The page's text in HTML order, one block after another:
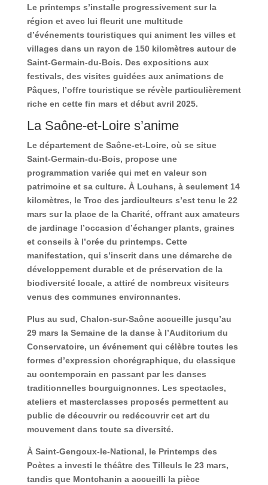
Le printemps s’installe progressivement sur la
région et avec lui fleurit une multitude
d’événements touristiques qui animent les villes et
villages dans un rayon de 150 kilomètres autour de
Saint-Germain-du-Bois. Des expositions aux
festivals, des visites guidées aux animations de
Pâques, l’offre touristique se révèle particulièrement
riche en cette fin mars et début avril 2025.
La Saône-et-Loire s’anime
Le département de Saône-et-Loire, où se situe
Saint-Germain-du-Bois, propose une
programmation variée qui met en valeur son
patrimoine et sa culture. À Louhans, à seulement 14
kilomètres, le Troc des jardiculteurs s’est tenu le 22
mars sur la place de la Charité, offrant aux amateurs
de jardinage l’occasion d’échanger plants, graines
et conseils à l’orée du printemps. Cette
manifestation, qui s’inscrit dans une démarche de
développement durable et de préservation de la
biodiversité locale, a attiré de nombreux visiteurs
venus des communes environnantes.
Plus au sud, Chalon-sur-Saône accueille jusqu’au
29 mars la Semaine de la danse à l’Auditorium du
Conservatoire, un événement qui célèbre toutes les
formes d’expression chorégraphique, du classique
au contemporain en passant par les danses
traditionnelles bourguignonnes. Les spectacles,
ateliers et masterclasses proposés permettent au
public de découvrir ou redécouvrir cet art du
mouvement dans toute sa diversité.
À Saint-Gengoux-le-National, le Printemps des
Poètes a investi le théâtre des Tilleuls le 23 mars,
tandis que Montchanin a accueilli la pièce